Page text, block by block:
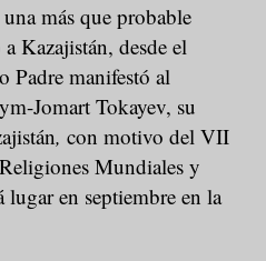
más que probable
Kazajistán, desde el
Padre manifestó al
Jomart Tokayev, su
,con motivo del VII
Mundiales y
en septiembre en la